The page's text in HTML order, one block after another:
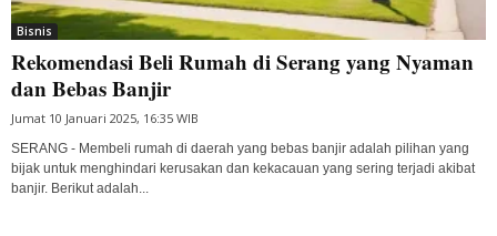
Bisnis
Rekomendasi Beli Rumah di Serang yang Nyaman
dan Bebas Banjir
Jumat 10 Januari 2025, 16:35 WIB
SERANG - Membeli rumah di daerah yang bebas banjir adalah pilihan yang
bijak untuk menghindari kerusakan dan kekacauan yang sering terjadi akibat
banjir. Berikut adalah...